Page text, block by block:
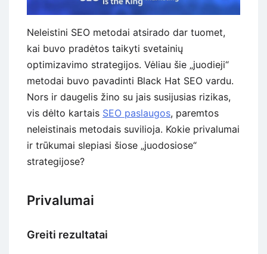
Neleistini SEO metodai atsirado dar tuomet,
kai buvo pradėtos taikyti svetainių
optimizavimo strategijos. Vėliau šie „juodieji“
metodai buvo pavadinti Black Hat SEO vardu.
Nors ir daugelis žino su jais susijusias rizikas,
vis dėlto kartais SEO paslaugos, paremtos
neleistinais metodais suvilioja. Kokie privalumai
ir trūkumai slepiasi šiose „juodosiose“
strategijose?
Privalumai
Greiti rezultatai